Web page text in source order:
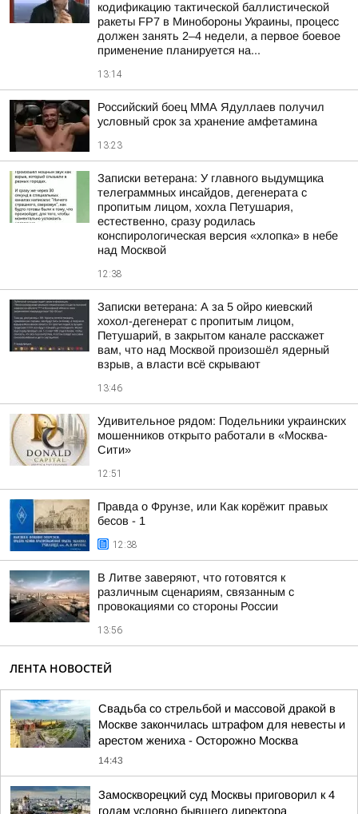
кодификацию тактической баллистической
ракеты FP7 в Минобороны Украины, процесс
должен занять 2–4 недели, а первое боевое
применение планируется на...
13:14
Российский боец ММА Ядуллаев получил
условный срок за хранение амфетамина
13:23
Записки ветерана: У главного выдумщика
телеграммных инсайдов, дегенерата с
пропитым лицом, хохла Петушария,
естественно, сразу родилась
конспирологическая версия «хлопка» в небе
над Москвой
12:38
Записки ветерана: А за 5 ойро киевский
хохол-дегенерат с пропитым лицом,
Петушарий, в закрытом канале расскажет
вам, что над Москвой произошёл ядерный
взрыв, а власти всё скрывают
13:46
Удивительное рядом: Подельники украинских
мошенников открыто работали в «Москва-
Сити»
12:51
Правда о Фрунзе, или Как корёжит правых
бесов - 1
12:38
В Литве заверяют, что готовятся к
различным сценариям, связанным с
провокациями со стороны России
13:56
ЛЕНТА НОВОСТЕЙ
Свадьба со стрельбой и массовой дракой в
Москве закончилась штрафом для невесты и
арестом жениха - Осторожно Москва
14:43
Замоскворецкий суд Москвы приговорил к 4
годам условно бывшего директора